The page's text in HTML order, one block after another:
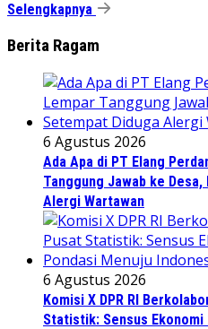
Selengkapnya
Berita Ragam
6 Agustus 2026
Ada Apa di PT Elang
Tanggung Jawab ke
Alergi Wartawan
6 Agustus 2026
Komisi X DPR RI
Statistik: Sensus Ekonomi